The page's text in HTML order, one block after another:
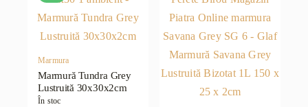
Marmura
Marmură Tundra Grey
Lustruită 30x30x2cm
În stoc